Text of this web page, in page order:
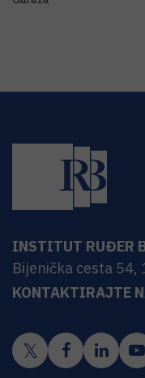
INSTITUT RUĐER
Bijenička cesta 54,
KONTAKTIRAJTE